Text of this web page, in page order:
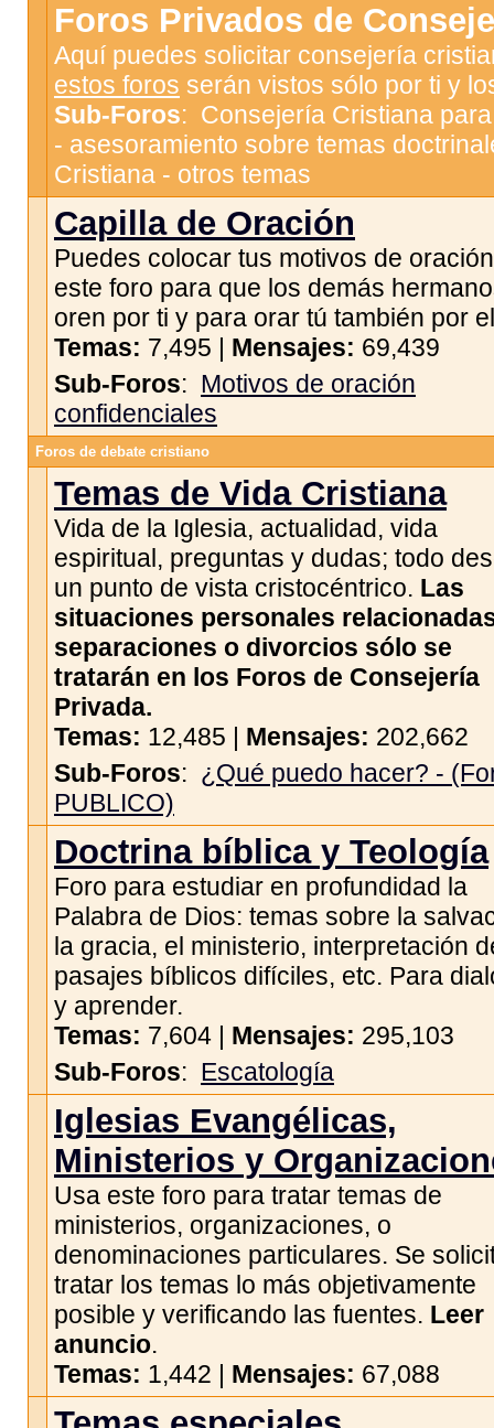
Foros Privados de
Aquí puedes solicitar consejería
estos foros serán vistos sólo por ti y
Sub-Foros: Consejería Cristiana
- asesoramiento sobre temas
Cristiana - otros temas
Capilla de Oración
Puedes colocar tus motivos de
este foro para que los demás
oren por ti y para orar tú también por
Temas: 7,495 | Mensajes: 69,439
Sub-Foros: Motivos de oración
confidenciales
Foros de debate cristiano
Temas de Vida Cristiana
Vida de la Iglesia, actualidad, vida
espiritual, preguntas y dudas; todo
un punto de vista cristocéntrico. Las
situaciones personales
separaciones o divorcios sólo se
tratarán en los Foros de Consejería
Privada.
Temas: 12,485 | Mensajes: 202,662
Sub-Foros: ¿Qué puedo hacer? -
PUBLICO)
Doctrina bíblica y Teología
Foro para estudiar en profundidad la
Palabra de Dios: temas sobre la
la gracia, el ministerio, interpretación
pasajes bíblicos difíciles, etc. Para
y aprender.
Temas: 7,604 | Mensajes: 295,103
Sub-Foros: Escatología
Iglesias Evangélicas,
Ministerios y
Usa este foro para tratar temas de
ministerios, organizaciones, o
denominaciones particulares. Se
tratar los temas lo más objetivamente
posible y verificando las fuentes. Leer
anuncio.
Temas: 1,442 | Mensajes: 67,088